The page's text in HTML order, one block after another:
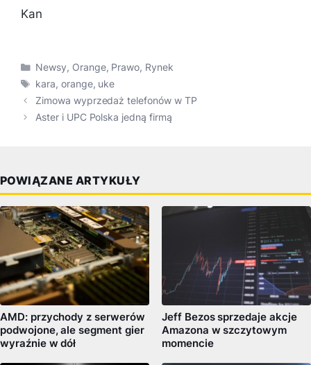
Kan
Kategorie
Newsy, Orange, Prawo, Rynek
Tagi
kara, orange, uke
Zimowa wyprzedaż telefonów w TP
Aster i UPC Polska jedną firmą
POWIĄZANE ARTYKUŁY
AMD: przychody z serwerów
podwojone, ale segment gier
wyraźnie w dół
Jeff Bezos sprzedaje akcje
Amazona w szczytowym
momencie